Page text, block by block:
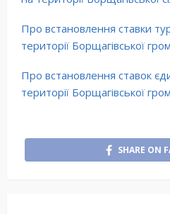
Про встановлення ставки
території Борщагівської
Про встановлення ставок
території Борщагівської
SHARE ON